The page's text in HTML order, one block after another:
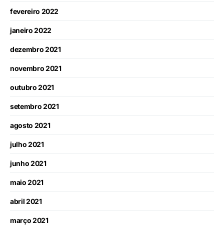
fevereiro 2022
janeiro 2022
dezembro 2021
novembro 2021
outubro 2021
setembro 2021
agosto 2021
julho 2021
junho 2021
maio 2021
abril 2021
março 2021